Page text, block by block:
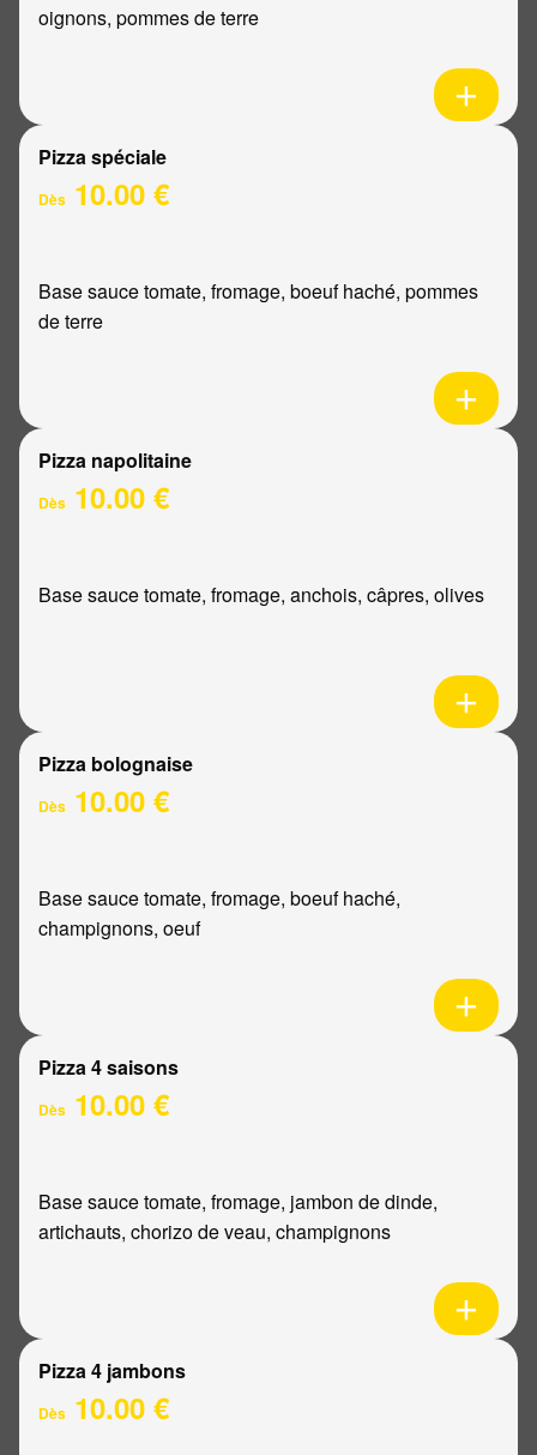
oignons, pommes de terre
Pizza spéciale
Dès 10.00 €
Base sauce tomate, fromage, boeuf haché, pommes
de terre
Pizza napolitaine
Dès 10.00 €
Base sauce tomate, fromage, anchois, câpres, olives
Pizza bolognaise
Dès 10.00 €
Base sauce tomate, fromage, boeuf haché,
champignons, oeuf
Pizza 4 saisons
Dès 10.00 €
Base sauce tomate, fromage, jambon de dinde,
artichauts, chorizo de veau, champignons
Pizza 4 jambons
Dès 10.00 €